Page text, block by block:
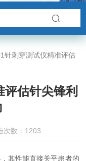
针刺穿测试仪精准评估
估针尖锋利
数：1203
其性能直接关乎患者的